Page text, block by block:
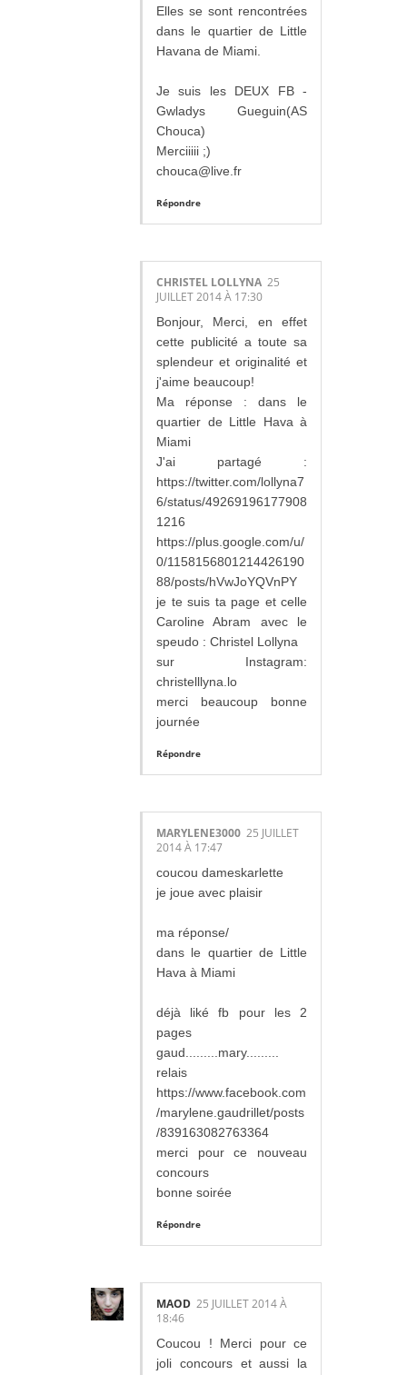
Elles se sont rencontrées
dans le quartier de Little
Havana de Miami.
Je suis les DEUX FB -
Gwladys Gueguin(AS
Chouca)
Merciiiii ;)
chouca@live.fr
Répondre
CHRISTEL LOLLYNA 25
JUILLET 2014 À 17:30
Bonjour, Merci, en effet
cette publicité a toute sa
splendeur et originalité et
j'aime beaucoup!
Ma réponse : dans le
quartier de Little Hava à
Miami
J'ai partagé :
https://twitter.com/lollyna7
6/status/49269196177908
1216
https://plus.google.com/u/
0/1158156801214426190
88/posts/hVwJoYQVnPY
je te suis ta page et celle
Caroline Abram avec le
speudo : Christel Lollyna
sur Instagram:
christelllyna.lo
merci beaucoup bonne
journée
Répondre
MARYLENE3000 25 JUILLET
2014 À 17:47
coucou dameskarlette
je joue avec plaisir
ma réponse/
dans le quartier de Little
Hava à Miami
déjà liké fb pour les 2
pages
gaud.........mary.........
relais
https://www.facebook.com
/marylene.gaudrillet/posts
/839163082763364
merci pour ce nouveau
concours
bonne soirée
Répondre
MAOD 25 JUILLET 2014 À
18:46
Coucou ! Merci pour ce
joli concours et aussi la